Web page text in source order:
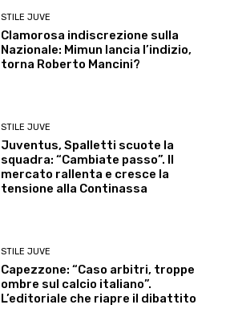
STILE JUVE
Clamorosa indiscrezione sulla
Nazionale: Mimun lancia l’indizio,
torna Roberto Mancini?
STILE JUVE
Juventus, Spalletti scuote la
squadra: “Cambiate passo”. Il
mercato rallenta e cresce la
tensione alla Continassa
STILE JUVE
Capezzone: “Caso arbitri, troppe
ombre sul calcio italiano”.
L’editoriale che riapre il dibattito